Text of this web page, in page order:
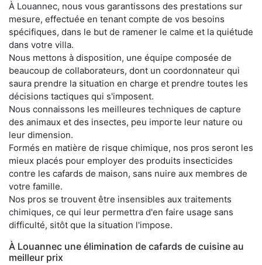
À Louannec, nous vous garantissons des prestations sur
mesure, effectuée en tenant compte de vos besoins
spécifiques, dans le but de ramener le calme et la quiétude
dans votre villa.
Nous mettons à disposition, une équipe composée de
beaucoup de collaborateurs, dont un coordonnateur qui
saura prendre la situation en charge et prendre toutes les
décisions tactiques qui s'imposent.
Nous connaissons les meilleures techniques de capture
des animaux et des insectes, peu importe leur nature ou
leur dimension.
Formés en matière de risque chimique, nos pros seront les
mieux placés pour employer des produits insecticides
contre les cafards de maison, sans nuire aux membres de
votre famille.
Nos pros se trouvent être insensibles aux traitements
chimiques, ce qui leur permettra d'en faire usage sans
difficulté, sitôt que la situation l'impose.
À Louannec une élimination de cafards de cuisine au
meilleur prix